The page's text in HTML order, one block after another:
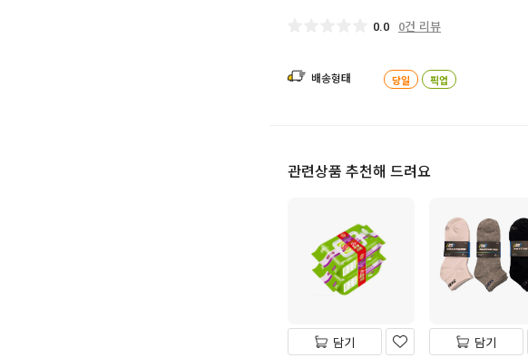
0.0 0건 리뷰
배송형태 당일 픽업
관련상품 추천해 드려요
담기 담기